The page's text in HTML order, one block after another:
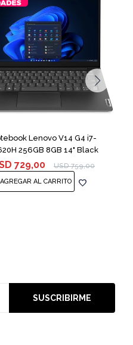
Lenovo V14 G4 i7-
256GB 8GB 14" Black
729,00 USD 759,00
SUSCRIBIRME